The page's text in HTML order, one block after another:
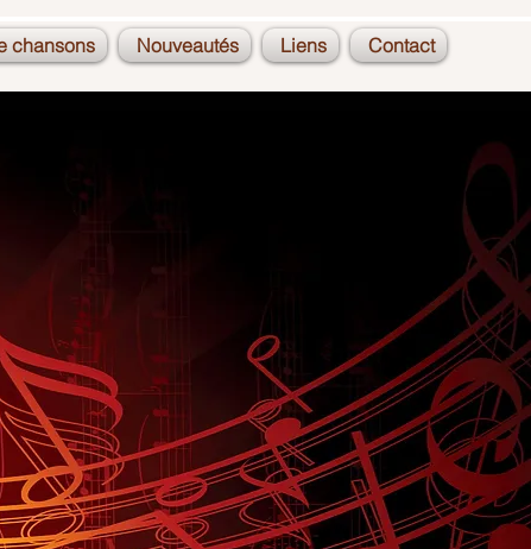
chansons Nouveautés Liens Contact